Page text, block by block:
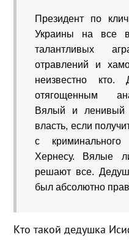
Президент по
Украины на все
талантливых
отравлений и
неизвестно
отягощенным
Вялый и ленивый
власть, если
с
Хернесу. Вялые
решают все.
был абсолютно
Кто такой дедушка